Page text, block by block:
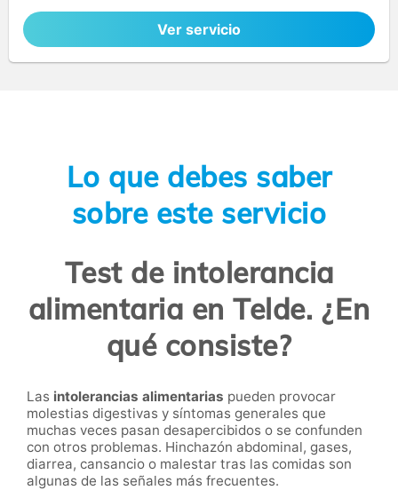
Ver servicio
Lo que debes saber
sobre este servicio
Test de intolerancia
alimentaria en Telde. ¿En
qué consiste?
Las intolerancias alimentarias pueden provocar
molestias digestivas y síntomas generales que
muchas veces pasan desapercibidos o se confunden
con otros problemas. Hinchazón abdominal, gases,
diarrea, cansancio o malestar tras las comidas son
algunas de las señales más frecuentes.